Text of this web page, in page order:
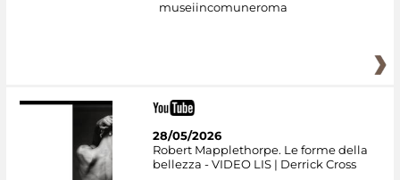
museiincomuneroma
28/05/2026
Robert Mapplethorpe. Le forme della
bellezza - VIDEO LIS | Derrick Cross